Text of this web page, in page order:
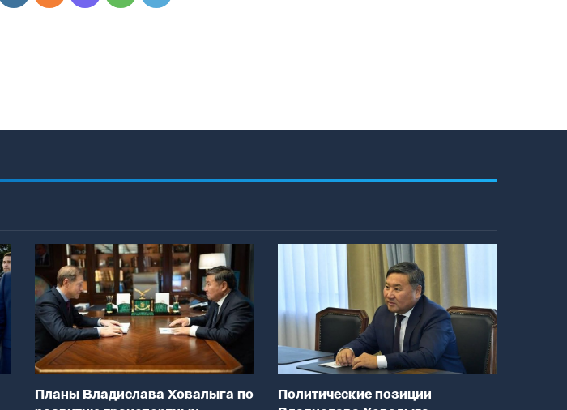
Планы Владислава Ховалыга по
Политические позиции